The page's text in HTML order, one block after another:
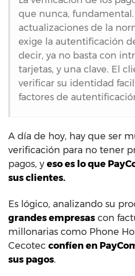
que nunca,
actualizaciones de la
exige la autentificación
decir, ya no basta con
tarjetas, y una clave. El
verificar su identidad
factores de
A día de hoy, hay que ser
verificación para no tener
pagos, yeso es lo que
sus clientes.
Es lógico, analizando su
grandes empresas con
millonarias como Phone
Cecotec confíen en
sus pagos.